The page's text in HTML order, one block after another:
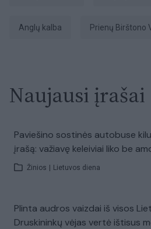
anglų kalba Prienų Birštono
Naujausi įrašai
Paviešino sostinės autobuse
įrašą: važiavę keleiviai liko be
Žinios Lietuvos diena
Plinta audros vaizdai iš visos
Druskininkų vėjas vertė ištisus